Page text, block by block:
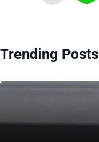
Trending Posts